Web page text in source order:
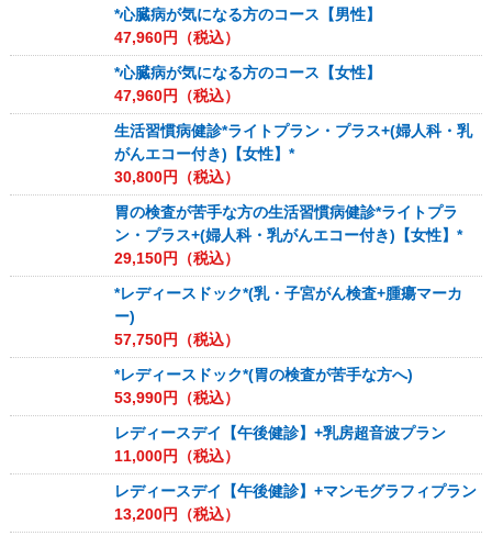
*心臓病が気になる方のコース【男性】
47,960円（税込）
*心臓病が気になる方のコース【女性】
47,960円（税込）
生活習慣病健診*ライトプラン・プラス+(婦人科・乳
がんエコー付き)【女性】*
30,800円（税込）
胃の検査が苦手な方の生活習慣病健診*ライトプラ
ン・プラス+(婦人科・乳がんエコー付き)【女性】*
29,150円（税込）
*レディースドック*(乳・子宮がん検査+腫瘍マーカ
ー)
57,750円（税込）
*レディースドック*(胃の検査が苦手な方へ)
53,990円（税込）
レディースデイ【午後健診】+乳房超音波プラン
11,000円（税込）
レディースデイ【午後健診】+マンモグラフィプラン
13,200円（税込）